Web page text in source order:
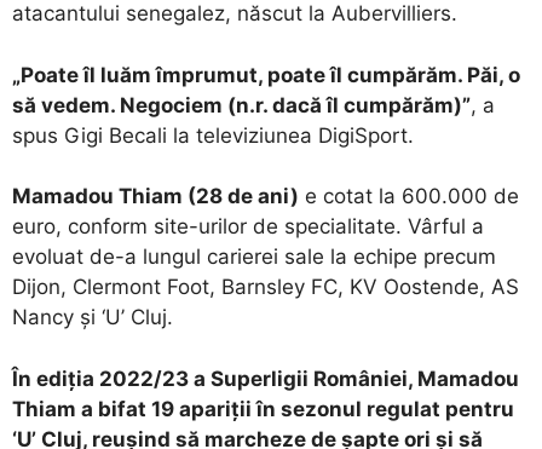
atacantului senegalez, născut la Aubervilliers.
„Poate îl luăm împrumut, poate îl cumpărăm. Păi, o
să vedem. Negociem (n.r. dacă îl cumpărăm)”, a
spus Gigi Becali la televiziunea DigiSport.
Mamadou Thiam (28 de ani) e cotat la 600.000 de
euro, conform site-urilor de specialitate. Vârful a
evoluat de-a lungul carierei sale la echipe precum
Dijon, Clermont Foot, Barnsley FC, KV Oostende, AS
Nancy și ‘U’ Cluj.
În ediția 2022/23 a Superligii României, Mamadou
Thiam a bifat 19 apariții în sezonul regulat pentru
‘U’ Cluj, reușind să marcheze de șapte ori și să